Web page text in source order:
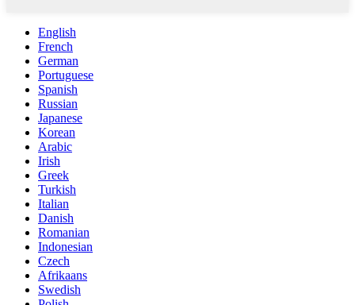
English
French
German
Portuguese
Spanish
Russian
Japanese
Korean
Arabic
Irish
Greek
Turkish
Italian
Danish
Romanian
Indonesian
Czech
Afrikaans
Swedish